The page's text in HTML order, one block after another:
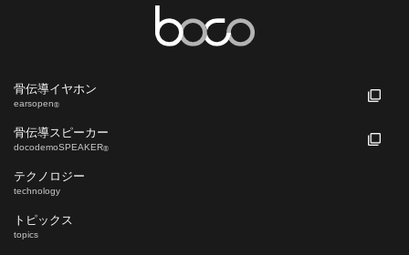
骨伝導イヤホン
earsopen®
骨伝導スピーカー
docodemoSPEAKER®
テクノロジー
technology
トピックス
topics